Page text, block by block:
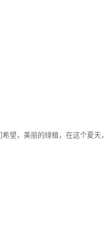
希望，美丽的绿植，在这个夏天